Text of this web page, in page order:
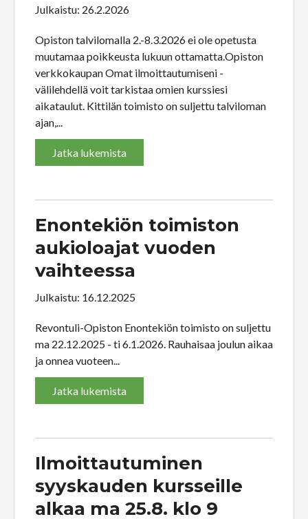
Julkaistu: 26.2.2026
Opiston talvilomalla 2.-8.3.2026 ei ole opetusta
muutamaa poikkeusta lukuun ottamatta.Opiston
verkkokaupan Omat ilmoittautumiseni -
välilehdellä voit tarkistaa omien kurssiesi
aikataulut. Kittilän toimisto on suljettu talviloman
ajan,...
Jatka lukemista
Enontekiön toimiston
aukioloajat vuoden
vaihteessa
Julkaistu: 16.12.2025
Revontuli-Opiston Enontekiön toimisto on suljettu
ma 22.12.2025 - ti 6.1.2026. Rauhaisaa joulun aikaa
ja onnea vuoteen...
Jatka lukemista
Ilmoittautuminen
syyskauden kursseille
alkaa ma 25.8. klo 9